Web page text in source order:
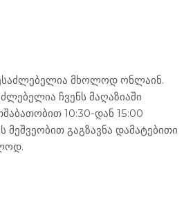
მხოლოდ ონლაინ.
ჩვენს მაღაზიაში
10:30-დან 15:00
მეშვეობით გაგზავნა დამატებითი